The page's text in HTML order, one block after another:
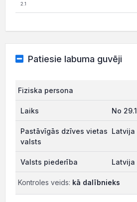
2.1
Patiesie labuma guvēji
Fiziska persona
No
Latvija
Latvija
Kontroles veids: kā dalībnieks